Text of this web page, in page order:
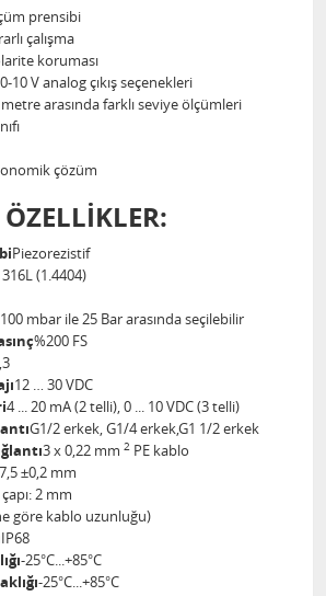
prensibi
çalışma
koruması
10 V analog çıkış seçenekleri
arasında farklı seviye ölçümleri
çözüm
Piezorezistif
(1.4404)
100 mbar ile 25 Bar arasında seçilebilir
%200 FS
12 … 30 VDC
4 ... 20 mA (2 telli), 0 ... 10 VDC (3 telli)
G1/2 erkek, G1/4 erkek,G1 1/2 erkek
3 x 0,22 mm 2 PE kablo
±0,2 mm
2 mm
göre kablo uzunluğu)
IP68
-25°C...+85°C
-25°C...+85°C